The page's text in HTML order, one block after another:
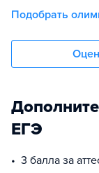
Подобрать
ЕГЭ
3 балла за